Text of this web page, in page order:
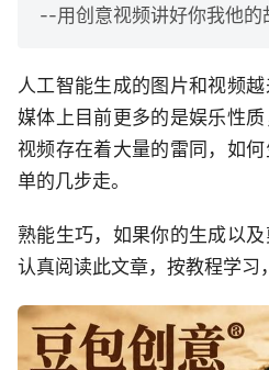
--用创意视频讲好你我他的
人工智能生成的图片和视频
媒体上目前更多的是娱乐性
视频存在着大量的雷同，如
单的几步走。
熟能生巧，如果你的生成以及
认真阅读此文章，按教程学习